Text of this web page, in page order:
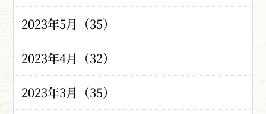
2023年5月（35）
2023年4月（32）
2023年3月（35）